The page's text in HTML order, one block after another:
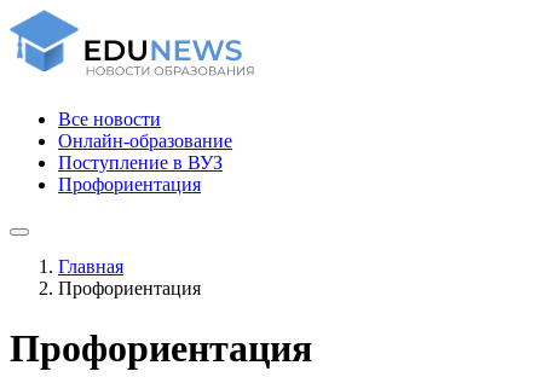
Все новости
Онлайн-образование
Поступление в ВУЗ
Профориентация
Главная
Профориентация
Профориентация